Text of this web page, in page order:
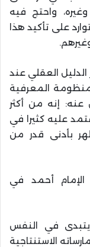
واحتج فيه
الشرعية 1/227) وتوارد على تأكيد هذا
العقلي عند
المعرفية
عنه: إنه من أكثر
عليه كثيرا في
بأدنى قدر من
الإمام أحمد في
في النفس
الاستنتاجية